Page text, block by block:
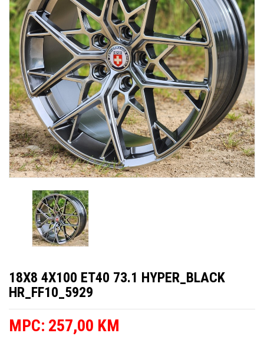
18X8 4X100 ET40 73.1 HYPER_BLACK
HR_FF10_5929
MPC: 257,00 KM